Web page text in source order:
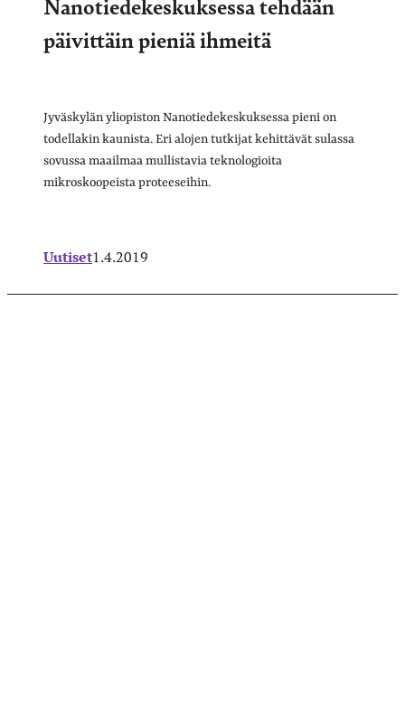
päivittäin pieniä ihmeitä
Jyväskylän yliopiston Nanotiedekeskuksessa pieni on
todellakin kaunista. Eri alojen tutkijat kehittävät sulassa
sovussa maailmaa mullistavia teknologioita
mikroskoopeista proteeseihin.
Uutiset1.4.2019